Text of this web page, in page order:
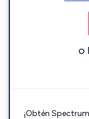
o
¡Obtén